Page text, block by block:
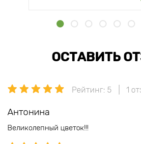
ОСТАВИТЬ
Рейтинг: 5 1
Антонина
Великолепный цветок!!!